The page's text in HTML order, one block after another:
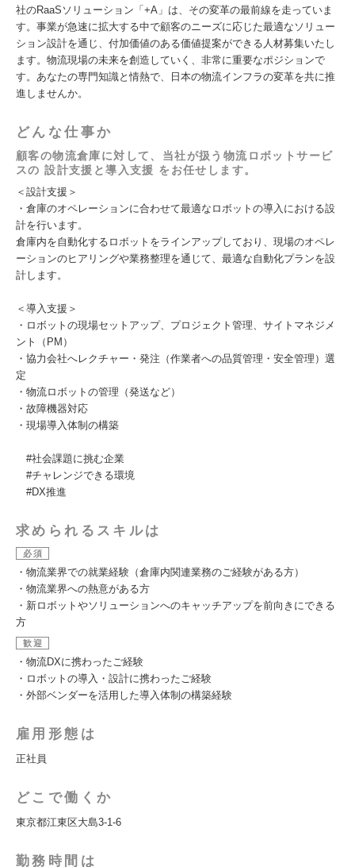
社のRaaSソリューション「+A」は、その変革の最前線を走っていま
す。事業が急速に拡大する中で顧客のニーズに応じた最適なソリュー
ション設計を通じ、付加価値のある価値提案ができる人材募集いたし
ます。物流現場の未来を創造していく、非常に重要なポジションで
す。あなたの専門知識と情熱で、日本の物流インフラの変革を共に推
進しませんか。
どんな仕事か
顧客の物流倉庫に対して、当社が扱う物流ロボットサービ
スの 設計支援と導入支援 をお任せします。
＜設計支援＞
・倉庫のオペレーションに合わせて最適なロボットの導入における設
計を行います。
倉庫内を自動化するロボットをラインアップしており、現場のオペレ
ーションのヒアリングや業務整理を通じて、最適な自動化プランを設
計します。
＜導入支援＞
・ロボットの現場セットアップ、プロジェクト管理、サイトマネジメ
ント（PM）
・協力会社へレクチャー・発注（作業者への品質管理・安全管理）選
定
・物流ロボットの管理（発送など）
・故障機器対応
・現場導入体制の構築
#社会課題に挑む企業
#チャレンジできる環境
#DX推進
求められるスキルは
必須
・物流業界での就業経験（倉庫内関連業務のご経験がある方）
・物流業界への熱意がある方
・新ロボットやソリューションへのキャッチアップを前向きにできる
方
歓迎
・物流DXに携わったご経験
・ロボットの導入・設計に携わったご経験
・外部ベンダーを活用した導入体制の構築経験
雇用形態は
正社員
どこで働くか
東京都江東区大島3-1-6
勤務時間は